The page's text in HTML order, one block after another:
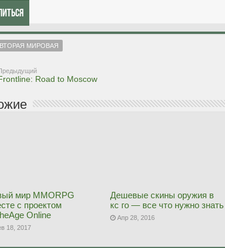
ВТОРАЯ МИРОВАЯ
Road to Moscow
мир MMORPG
с проектом
Online
18, 2017
Дешевые скины оружия в
кс го — все что нужно знать
Апр 28, 2016